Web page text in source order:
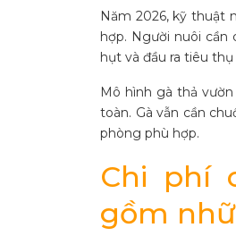
Năm 2026, kỹ thuật
hợp. Người nuôi cần
hụt và đầu ra tiêu
Mô hình gà thả
toàn. Gà vẫn cần
phòng phù hợp.
Chi phí
gồm